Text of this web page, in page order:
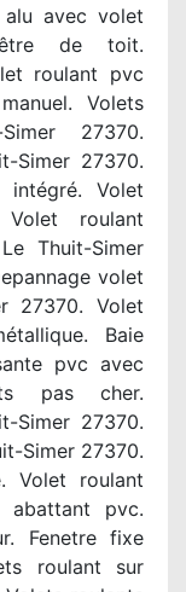
avec volet
de toit.
roulant pvc
Volets
27370.
Simer 27370.
Volet
Volet roulant
Thuit-Simer
volet
27370. Volet
Baie
pvc avec
pas cher.
Simer 27370.
Simer 27370.
Volet roulant
abattant pvc.
Fenetre fixe
roulant sur